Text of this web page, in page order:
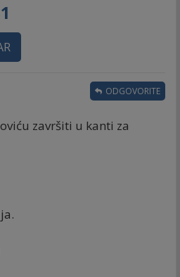
završiti u kanti za
ODGOVORITE